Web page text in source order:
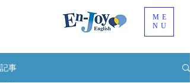
ME
NU
記事